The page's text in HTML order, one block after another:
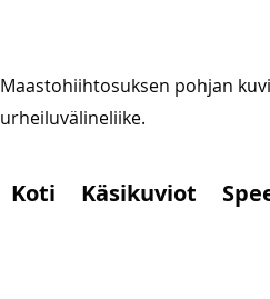
Maastohiihtosuksen pohjan
urheiluvälineliike.
Koti Käsikuviot